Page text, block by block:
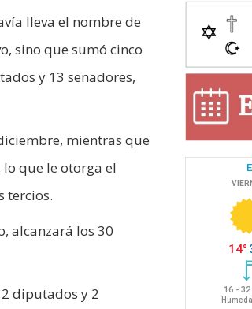
lleva el nombre de
sino que sumó cinco
y 13 senadores,
mientras que
que le otorga el
tercios.
alcanzará los 30
diputados y 2